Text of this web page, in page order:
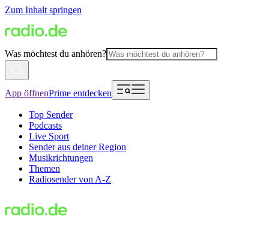
Zum Inhalt springen
Was möchtest du anhören?
App öffnenPrime entdecken
Top Sender
Podcasts
Live Sport
Sender aus deiner Region
Musikrichtungen
Themen
Radiosender von A-Z